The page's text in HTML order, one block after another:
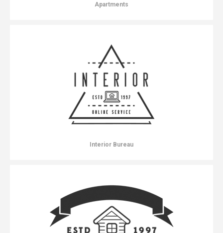
Apartments
Interior Bureau